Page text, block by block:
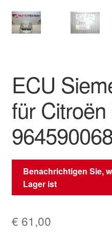
Lieferung
Warenkorb
Weltweiter Versand
ECU
für
Benachrichtigen Sie,
Lager ist
€ 61,00